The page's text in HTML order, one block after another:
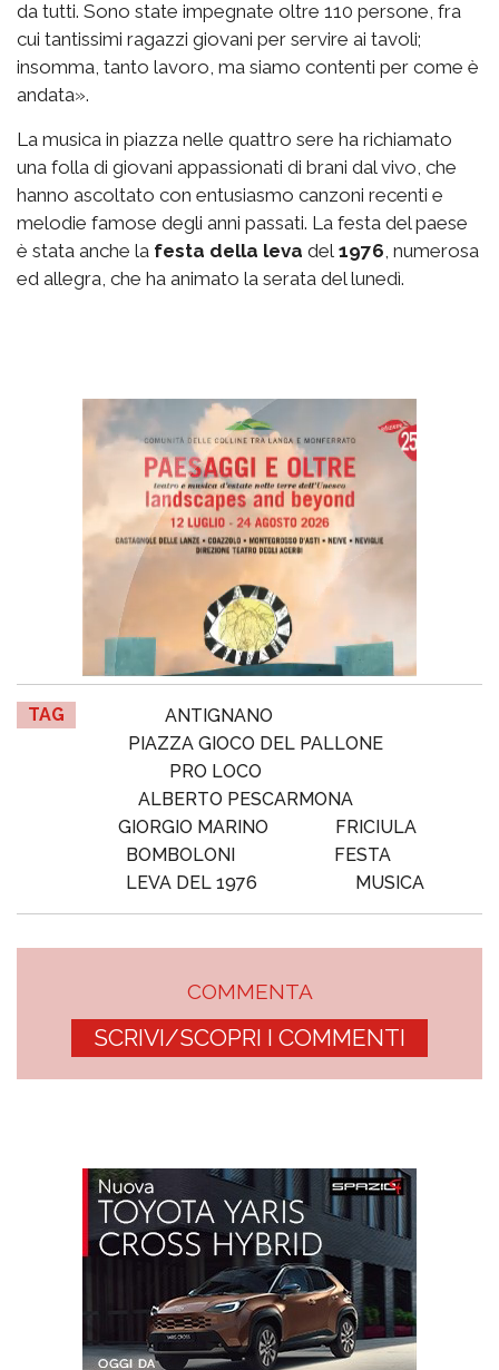
da tutti. Sono state impegnate oltre 110 persone, fra
cui tantissimi ragazzi giovani per servire ai tavoli;
insomma, tanto lavoro, ma siamo contenti per come è
andata».
La musica in piazza nelle quattro sere ha richiamato
una folla di giovani appassionati di brani dal vivo, che
hanno ascoltato con entusiasmo canzoni recenti e
melodie famose degli anni passati. La festa del paese
è stata anche la festa della leva del 1976, numerosa
ed allegra, che ha animato la serata del lunedì.
TAG
ANTIGNANO
PIAZZA GIOCO DEL PALLONE
PRO LOCO
ALBERTO PESCARMONA
GIORGIO MARINO
FRICIULA
BOMBOLONI
FESTA
LEVA DEL 1976
MUSICA
COMMENTA
SCRIVI/SCOPRI I COMMENTI